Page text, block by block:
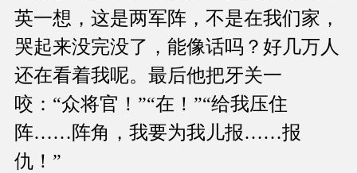
英一想，这是两军阵，不是在我们家，
哭起来没完没了，能像话吗？好几万人
还在看着我呢。最后他把牙关一
咬：“众将官！”“在！”“给我压住
阵……阵角，我要为我儿报……报
仇！”